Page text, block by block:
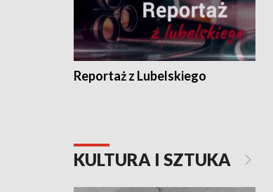
Reportaż z Lubelskiego
KULTURA I SZTUKA